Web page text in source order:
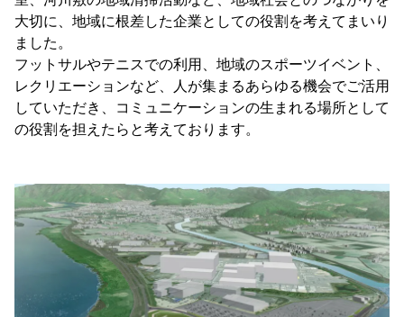
大切に、地域に根差した企業としての役割を考えてまいり
ました。
フットサルやテニスでの利用、地域のスポーツイベント、
レクリエーションなど、人が集まるあらゆる機会でご活用
していただき、コミュニケーションの生まれる場所として
の役割を担えたらと考えております。